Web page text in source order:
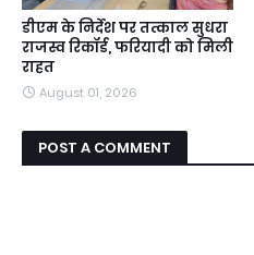
डीएम के निर्देश पर तत्काल सुधरा
राजस्व रिकॉर्ड, फरियादी को मिली
राहत
August 01, 2026
POST A COMMENT